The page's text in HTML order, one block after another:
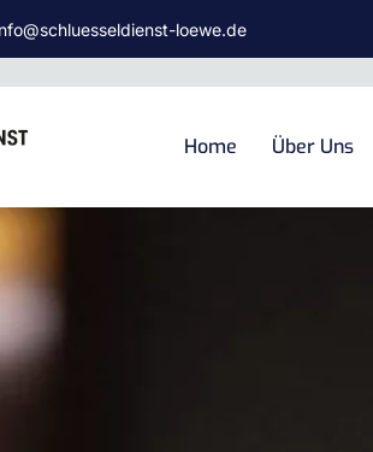
loewe.de
Home Über Uns